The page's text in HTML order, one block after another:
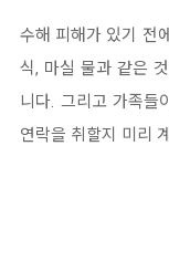
수해 피해가 있기 전
식, 마실 물과 같은
니다. 그리고 가족들
연락을 취할지 미리